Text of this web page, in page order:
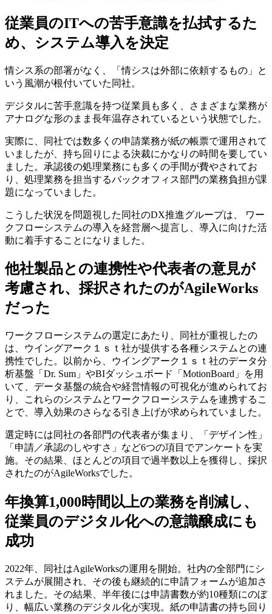
従業員のITへの苦手意識を払拭するた
め、システム導入を決定
情シス系の部署がなく、「情シスは外部に依頼するもの」と
いう風潮が根付いていた同社。
デジタルに苦手意識を持つ従業員も多く、さまざまな業務が
アナログな形のまま長年温存されているという状態でした。
実際に、同社では数多くの申請業務が紙の帳票で運用されて
いましたが、持ち回りによる決裁にかなりの時間を要してい
ました。承認後の処理業務にも多くの手間が費やされてお
り、処理業務を担当するバックオフィス部門の業務負担が課
題になっていました。
こうした状況を問題視した同社のDX推進グループは、 ワー
クフローシステムの導入を経営層へ提言し、導入に向けた活
動に着手することになりました。
他社製品との連携性や代表者の意見が
考慮され、採択されたのがAgileWorks
だった
ワークフローシステムの選定にあたり、同社が重視したの
は、ウイングアーク１ｓｔ社が提供する各種システムとの連
携性でした。以前から、ウイングアーク１ｓｔ社のデータ分
析基盤「Dr. Sum」やBIダッシュボード「MotionBoard」を用
いて、データ基盤の統合や経営情報の可視化が進められてお
り、これらのシステムとワークフローシステムを連携するこ
とで、導入効果のさらなる引き上げが求められていました。
選定時には同社の各部門の代表者が集まり、「デザイン性」
「申請／承認のしやすさ」など6つの項目でアンケートを実
施。その結果、ほとんどの項目で過半数以上を獲得し、採択
されたのがAgileWorksでした。
年換算1,000時間以上の業務を削減し、
従業員のデジタル化への意識醸成にも
成功
2022年、同社はAgileWorksの運用を開始。社内の全部門にシ
ステムが展開され、その後も継続的に申請フォームが追加さ
れました。その結果、半年後には申請書数が約10種類にのぼ
り、幅広い業務のデジタル化が実現。紙の申請書の持ち回り